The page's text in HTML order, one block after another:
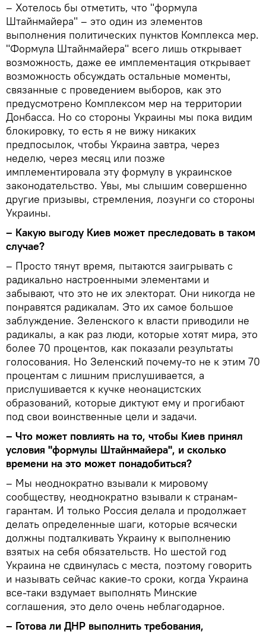
– Хотелось бы отметить, что "формула
Штайнмайера" – это один из элементов
выполнения политических пунктов Комплекса мер.
"Формула Штайнмайера" всего лишь открывает
возможность, даже ее имплементация открывает
возможность обсуждать остальные моменты,
связанные с проведением выборов, как это
предусмотрено Комплексом мер на территории
Донбасса. Но со стороны Украины мы пока видим
блокировку, то есть я не вижу никаких
предпосылок, чтобы Украина завтра, через
неделю, через месяц или позже
имплементировала эту формулу в украинское
законодательство. Увы, мы слышим совершенно
другие призывы, стремления, лозунги со стороны
Украины.
– Какую выгоду Киев может преследовать в таком
случае?
– Просто тянут время, пытаются заигрывать с
радикально настроенными элементами и
забывают, что это не их электорат. Они никогда не
понравятся радикалам. Это их самое большое
заблуждение. Зеленского к власти приводили не
радикалы, а как раз люди, которые хотят мира, это
более 70 процентов, как показали результаты
голосования. Но Зеленский почему-то не к этим 70
процентам с лишним прислушивается, а
прислушивается к кучке неонацистских
образований, которые диктуют ему и прогибают
под свои воинственные цели и задачи.
– Что может повлиять на то, чтобы Киев принял
условия "формулы Штайнмайера", и сколько
времени на это может понадобиться?
– Мы неоднократно взывали к мировому
сообществу, неоднократно взывали к странам-
гарантам. И только Россия делала и продолжает
делать определенные шаги, которые всячески
должны подталкивать Украину к выполнению
взятых на себя обязательств. Но шестой год
Украина не сдвинулась с места, поэтому говорить
и называть сейчас какие-то сроки, когда Украина
все-таки вздумает выполнять Минские
соглашения, это дело очень неблагодарное.
– Готова ли ДНР выполнить требования,